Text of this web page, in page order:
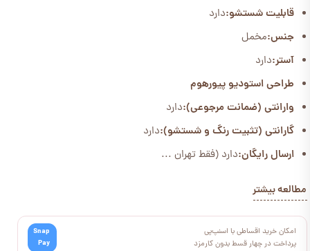
قابلیت شستشو:دارد
جنس:مخمل
آستر:دارد
طراحی استودیو پیورهوم
وارانتی (ضمانت مرجوعی):دارد
گارانتی (تثبیت رنگ و شستشو):دارد
ارسال رایگان:دارد (فقط تهران ...
مطالعه بیشتر
امکان خرید اقساطی با اسنپ‌پی
پرداخت در چهار قسط بدون کارمزد
Snap
Pay